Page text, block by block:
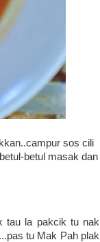
sos cili
betul masak dan
tau la pakcik tu nak
tu Mak Pah plak